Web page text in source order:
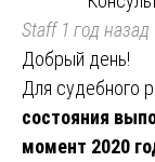
Staff1 год назад
Добрый день!
Для судебного
состояния
момент 2020